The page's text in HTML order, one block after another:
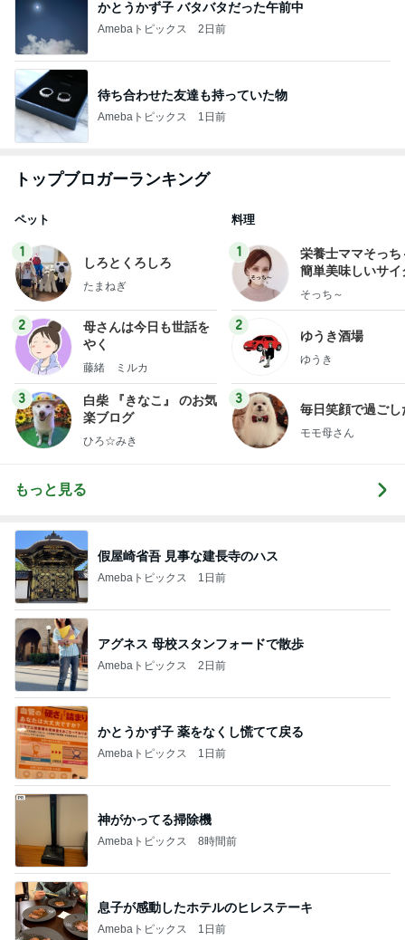
かとうかず子 バタバタだった午前中
Amebaトピックス 2日前
待ち合わせた友達も持っていた物
Amebaトピックス 1日前
トップブロガーランキング
ペット
1
しろとくろしろ
たまねぎ
2
母さんは今日も世話を
やく
藤緒 ミルカ
3
白柴 『きなこ』 のお気
楽ブログ
ひろ☆みき
料理
1
栄養士ママそっち
簡単美味しいサイ
献立
そっち～
2
ゆうき酒場
ゆうき
3
毎日笑顔で過ごし
モモ母さん
もっと見る
假屋崎省吾 見事な建長寺のハス
Amebaトピックス 1日前
アグネス 母校スタンフォードで散歩
Amebaトピックス 2日前
かとうかず子 薬をなくし慌てて戻る
Amebaトピックス 1日前
神がかってる掃除機
Amebaトピックス 8時間前
息子が感動したホテルのヒレステーキ
Amebaトピックス 1日前